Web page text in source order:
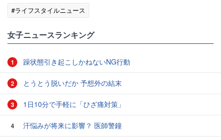
#ライフスタイルニュース
女子ニュースランキング
1 躁状態引き起こしかねないNG行動
2 とうとう脱いだか 予想外の結末
3 1日10分で手軽に「ひざ痛対策」
4 汗悩みが将来に影響？ 医師警鐘